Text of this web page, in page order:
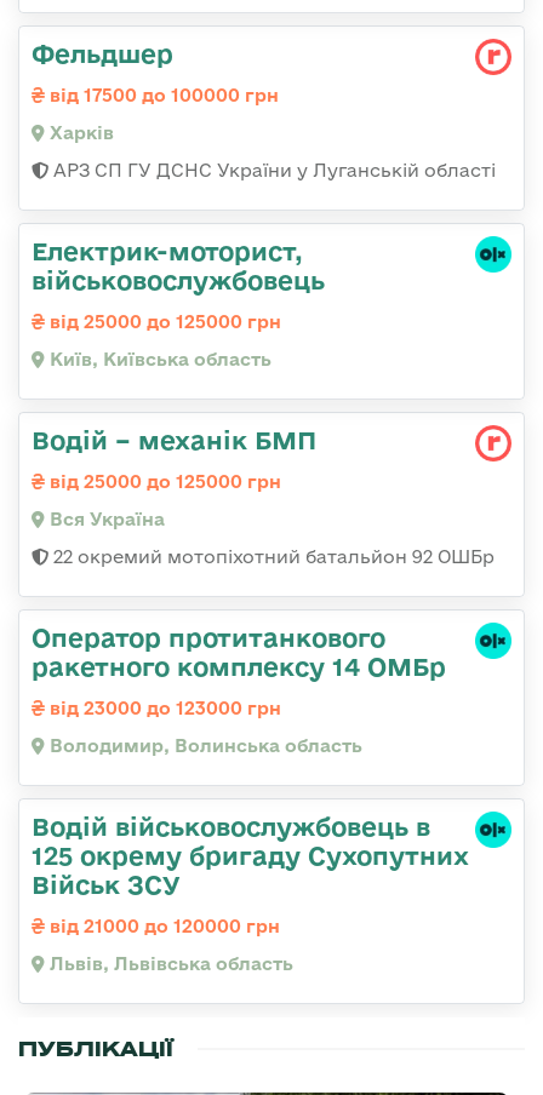
Фельдшер
від 17500 до 100000 грн
Харків
АРЗ СП ГУ ДСНС України у Луганській області
Електрик-моторист,
військовослужбовець
від 25000 до 125000 грн
Київ, Київська область
Водій – механік БМП
від 25000 до 125000 грн
Вся Україна
22 окремий мотопіхотний батальйон 92 ОШБр
Оператор протитанкового
ракетного комплексу 14 ОМБр
від 23000 до 123000 грн
Володимир, Волинська область
Водій військовослужбовець в
125 окрему бригаду Сухопутних
Військ ЗСУ
від 21000 до 120000 грн
Львів, Львівська область
ПУБЛІКАЦІЇ